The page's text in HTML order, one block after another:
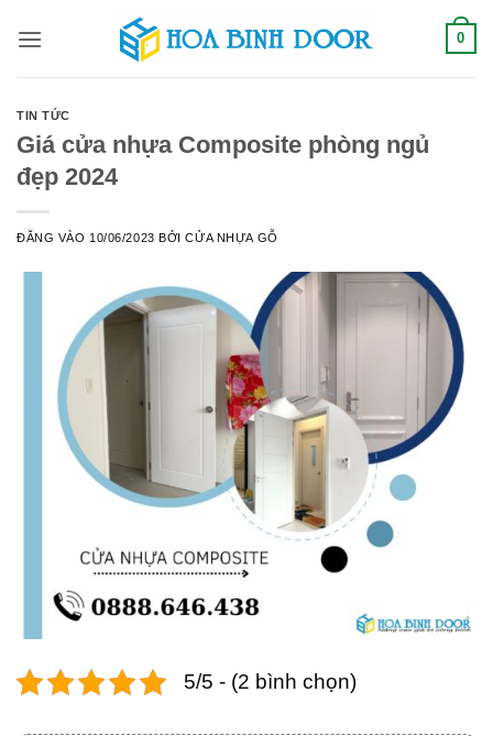
qua
0
TIN TỨC
Giá cửa nhựa Composite phòng ngủ
đẹp 2024
ĐĂNG VÀO 10/06/2023 BỞICỬA NHỰA GỖ
5/5 - (2 bình chọn)